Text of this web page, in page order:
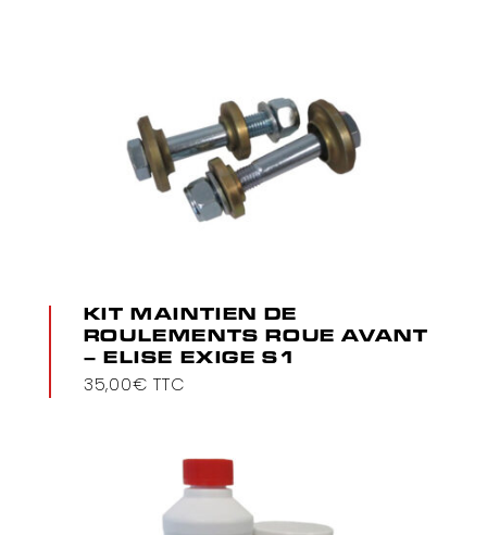
KIT MAINTIEN DE
ROULEMENTS ROUE AVANT
– ELISE EXIGE S1
35,00€ TTC